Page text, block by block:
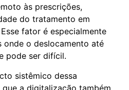
às prescrições,
do tratamento em
fator é especialmente
onde o deslocamento até
pode ser difícil.
sistêmico dessa
a digitalização também